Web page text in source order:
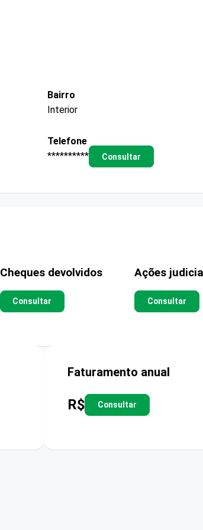
Bairro
Interior
Telefone
**********
Consultar
Cheques devolvidos
Consultar
Ações
Consultar
Faturamento anual
R$ Consultar